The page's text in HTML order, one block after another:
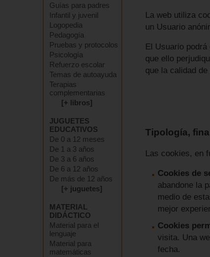
Guías para padres
Infantil y juvenil
Logopedia
Pedagogía
Pruebas y protocolos
Psicología
Refuerzo escolar
Temas de autoayuda
Terapias
complementarias
[+ libros]
JUGUETES
EDUCATIVOS
De 0 a 12 meses
De 1 a 3 años
De 3 a 6 años
De 6 a 12 años
De más de 12 años
[+ juguetes]
MATERIAL
DIDÁCTICO
Material para el
lenguaje
Material para
matemáticas
La web utiliza
un Usuario
El Usuario
que ello
que la calidad
Tipología,
Las cookies, en
Cookies de
abandone la
medio de
mejor
Cookies
visita. Una
fecha.